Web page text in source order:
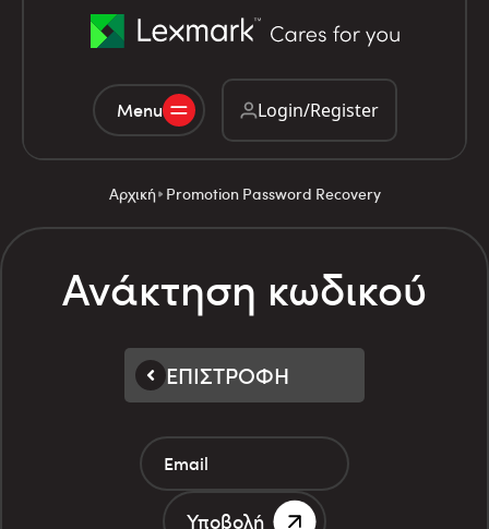
Menu Login/Register
Αρχική Promotion Password Recovery
Ανάκτηση κωδικού
ΕΠΙΣΤΡΟΦΗ
Υποβολή